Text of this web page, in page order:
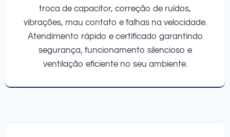
troca de capacitor, correção de ruídos,
vibrações, mau contato e falhas na velocidade.
Atendimento rápido e certificado garantindo
segurança, funcionamento silencioso e
ventilação eficiente no seu ambiente.